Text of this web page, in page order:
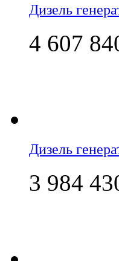
Дизель
4 607
Дизель
3 984